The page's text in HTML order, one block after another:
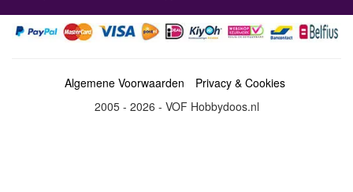
Algemene Voorwaarden
Privacy & Cookies
2005 - 2026 - VOF Hobbydoos.nl